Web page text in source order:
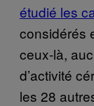
étudié les
considérés
ceux-là,
d’activité
les 28